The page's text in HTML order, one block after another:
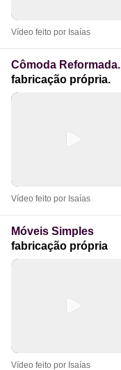
Vídeo feito por Isaías
Cômoda Reformada.
fabricação própria.
Vídeo feito por Isaías
Móveis Simples
fabricação própria
Vídeo feito por Isaías